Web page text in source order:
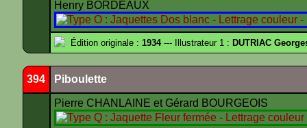
Henry BORDEAUX
Édition originale : 1934--- Illustrateur 1 : DUTRIAC
394 Piboulette
Pierre CHANLAINE et Gérard BOURGEOIS